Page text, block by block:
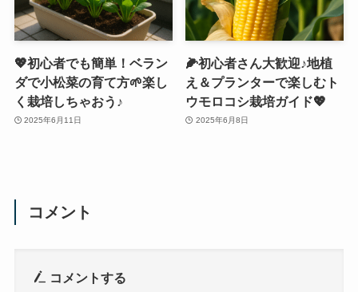
💖初心者でも簡単！ベラン
ダで小松菜の育て方🌱楽し
く栽培しちゃおう♪
2025年6月11日
🌽初心者さん大歓迎♪地植
え＆プランターで楽しむト
ウモロコシ栽培ガイド💖
2025年6月8日
コメント
コメントする